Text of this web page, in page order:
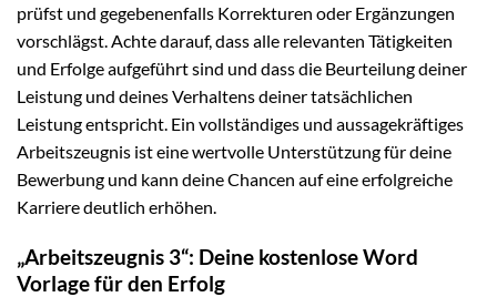
prüfst und gegebenenfalls Korrekturen oder Ergänzungen
vorschlägst. Achte darauf, dass alle relevanten Tätigkeiten
und Erfolge aufgeführt sind und dass die Beurteilung deiner
Leistung und deines Verhaltens deiner tatsächlichen
Leistung entspricht. Ein vollständiges und aussagekräftiges
Arbeitszeugnis ist eine wertvolle Unterstützung für deine
Bewerbung und kann deine Chancen auf eine erfolgreiche
Karriere deutlich erhöhen.
„Arbeitszeugnis 3“: Deine kostenlose Word
Vorlage für den Erfolg